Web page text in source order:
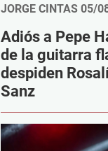
JORGE CINTAS 05/
Adiós a Pepe
de la guitarra
despiden
Sanz